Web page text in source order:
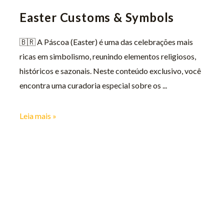
Easter Customs & Symbols
🇧🇷​ A Páscoa (Easter) é uma das celebrações mais
ricas em simbolismo, reunindo elementos religiosos,
históricos e sazonais. Neste conteúdo exclusivo, você
encontra uma curadoria especial sobre os
Leia mais »